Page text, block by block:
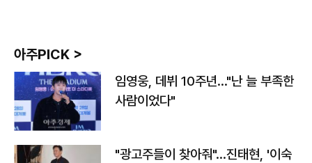
아주PICK >
임영웅, 데뷔 10주년…"난 늘 부족한
사람이었다"
"광고주들이 찾아줘"…진태현, '이숙